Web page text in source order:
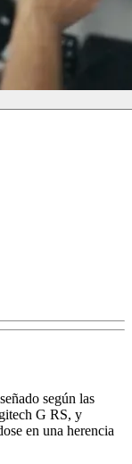
según las
G RS, y
en una herencia